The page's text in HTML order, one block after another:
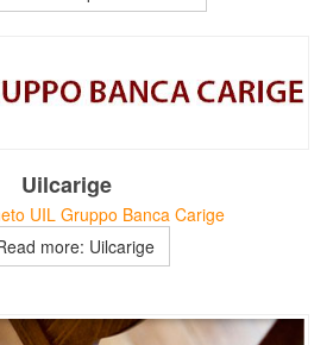
Uilcarige
UIL Gruppo Banca Carige
more: Uilcarige